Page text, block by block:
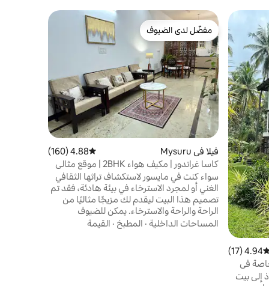
التقييم 4.94 من 5، 17 مراجعات
4.94 (17)
في
إلى بيت
مفضّل لدى الضيوف
مفضّل لدى الضيوف
فيلا في Mysuru متوسط التقييم 4.88 من 5، 160 مراجعات
4.88 (160)
كاسا غراندور | مكيف هواء 2BHK | موقع مثالي
سواء كنت في مايسور لاستكشاف تراثها الثقافي
الغني أو لمجرد الاسترخاء في بيئة هادئة، فقد تم
تصميم هذا البيت ليقدم لك مزيجًا مثاليًا من
الراحة والراحة والاسترخاء. يمكن للضيوف
الاستمتاع بالحديقة الواسعة ومنطقة التراس
المساحات الداخلية · المطبخ · القيمة